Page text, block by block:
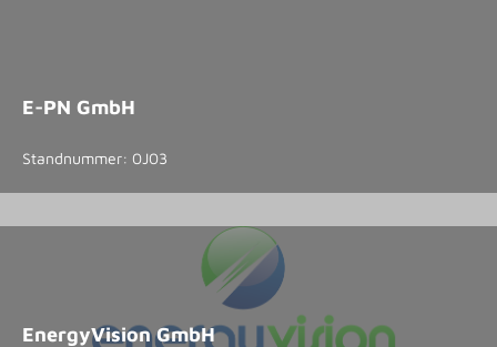
E-PN GmbH
Standnummer: 0J03
EnergyVision GmbH